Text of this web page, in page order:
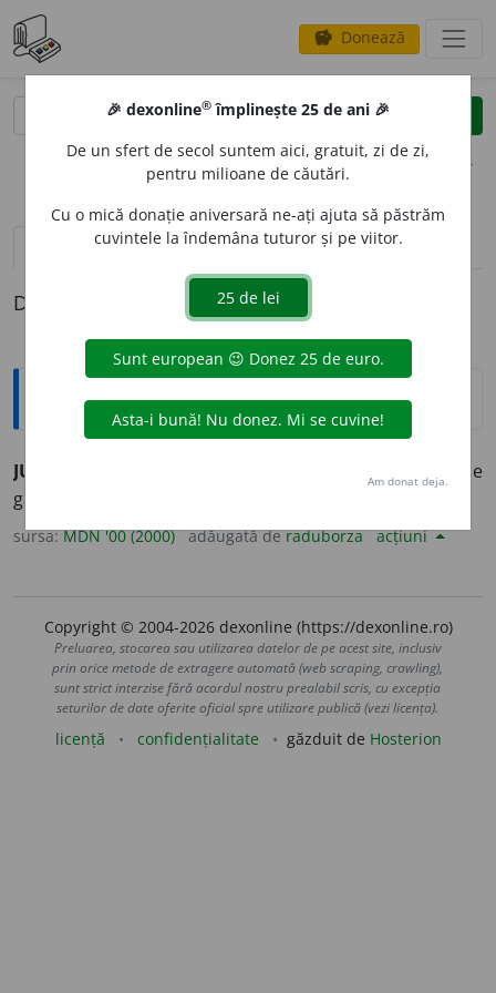
savings Donează
clear
opțiuni
definiții (1) pronunțievolume_up (3)
Definiția cu ID-ul 472933:
Explicative DEX
JUDICI
care judecă cu discernământ, bine
gândit. (<
sursa:MDN '00 (2000) adăugată deraduborza acțiuni
Copyright © 2004-2026 dexonline (https://dexonline.ro)
Preluarea, stocarea sau utilizarea datelor de pe acest site, inclusiv
prin orice metode de extragere automată (web scraping, crawling),
sunt strict interzise fără acordul nostru prealabil scris, cu excepția
seturilor de date oferite oficial spre utilizare publică (vezi licența).
licență confidențialitate găzduit de Hosterion
🎉 dexonline® împlinește 25 de ani 🎉
De un sfert de secol suntem aici, gratuit, zi de zi,
pentru milioane de căutări.
Cu o mică donație aniversară ne-ați ajuta să păstrăm
cuvintele la îndemâna tuturor și pe viitor.
Am donat deja.